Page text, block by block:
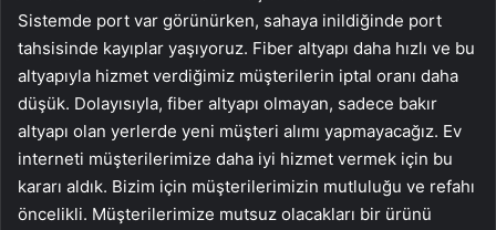
Sistemde port var görünürken, sahaya inildiğinde port
tahsisinde kayıplar yaşıyoruz. Fiber altyapı daha hızlı ve bu
altyapıyla hizmet verdiğimiz müşterilerin iptal oranı daha
düşük. Dolayısıyla, fiber altyapı olmayan, sadece bakır
altyapı olan yerlerde yeni müşteri alımı yapmayacağız. Ev
interneti müşterilerimize daha iyi hizmet vermek için bu
kararı aldık. Bizim için müşterilerimizin mutluluğu ve refahı
öncelikli. Müşterilerimize mutsuz olacakları bir ürünü